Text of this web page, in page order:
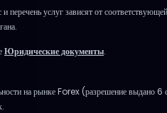
перечень услуг зависят от
Юридические документы.
на рынке Forex (разрешение выдано 6